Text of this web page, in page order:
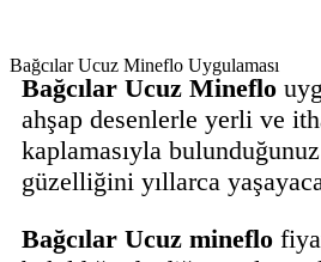
Bağcılar Ucuz Mineflo Uygulaması
Bağcılar Ucuz Mineflo
ahşap desenlerle yerli ve
kaplamasıyla
güzelliğini yıllarca
Bağcılar Ucuz mineflo